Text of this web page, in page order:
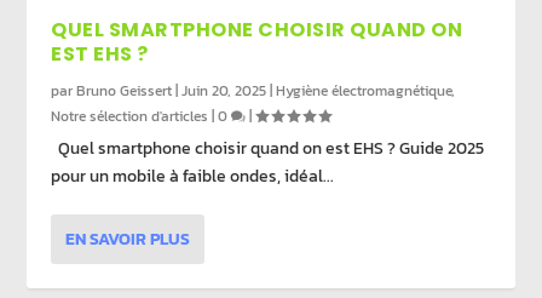
QUEL SMARTPHONE CHOISIR QUAND ON
EST EHS ?
parBruno Geissert |Juin 20, 2025 |Hygiène électromagnétique,
Notre sélection d'articles |0 |
Quel smartphone choisir quand on est EHS ? Guide 2025
pour un mobile à faible ondes, idéal...
EN SAVOIR PLUS